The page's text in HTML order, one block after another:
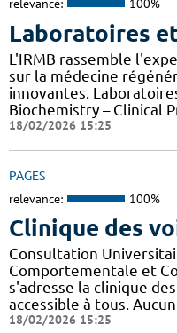
relevance: 100%
Laboratoires
L'IRMB rassemble
sur la médecine
innovantes.
Biochemistry – Clinical
18/02/2026 15:25
PAGES
relevance: 100%
Clinique des
Consultation
Comportementale et
s'adresse la clinique
accessible à tous.
18/02/2026 15:25